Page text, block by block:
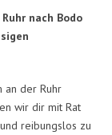
nach Bodo
an der Ruhr
wir dir mit Rat
reibungslos zu